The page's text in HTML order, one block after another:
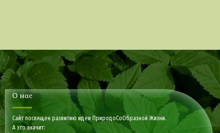
О нас
Сайт посвящен развитию идеи ПриродоСоОбразной Жизни.
А это значит: